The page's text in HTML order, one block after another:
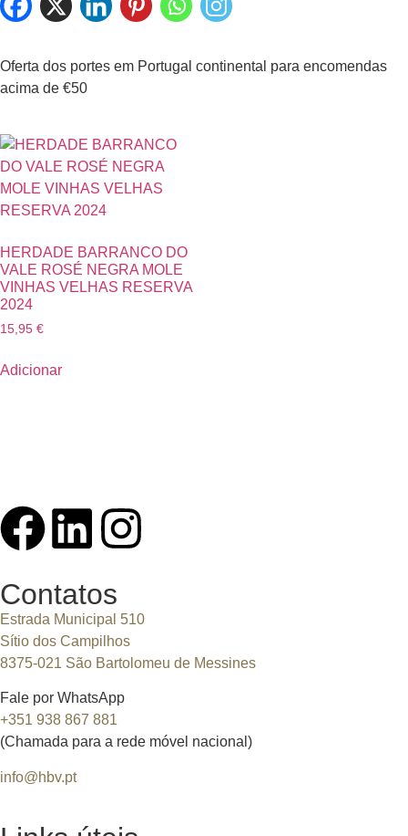
Oferta dos portes em Portugal continental para encomendas
acima de €50
HERDADE BARRANCO DO
VALE ROSÉ NEGRA MOLE
VINHAS VELHAS RESERVA
2024
15,95 €
Adicionar
Contatos
Estrada Municipal 510
Sítio dos Campilhos
8375-021 São Bartolomeu de Messines
Fale por WhatsApp
+351 938 867 881
(Chamada para a rede móvel nacional)
info@hbv.pt